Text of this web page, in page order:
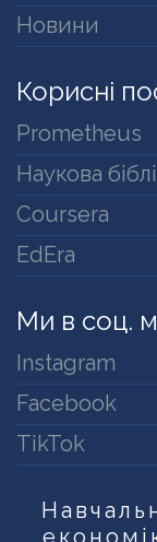
Новини
Корисні
Prometheus
Наукова
Coursera
EdEra
Ми в соц.
Instagram
Facebook
TikTok